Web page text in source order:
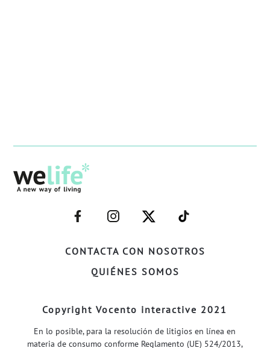
CONTACTA CON NOSOTROS
QUIÉNES SOMOS
–
FACEBOOK–
–
INSTAGRAM–
–
TWITTER–
–
WELIFE–
Copyright Vocento interactive 2021
En lo posible, para la resolución de litigios en línea en
materia de consumo conforme Reglamento (UE) 524/2013,